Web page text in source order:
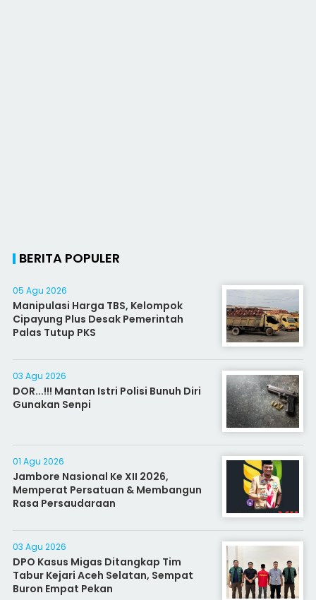
BERITA POPULER
05 Agu 2026
Manipulasi Harga TBS, Kelompok
Cipayung Plus Desak Pemerintah
Palas Tutup PKS
03 Agu 2026
DOR...!!! Mantan Istri Polisi Bunuh Diri
Gunakan Senpi
01 Agu 2026
Jambore Nasional Ke XII 2026,
Memperat Persatuan & Membangun
Rasa Persaudaraan
03 Agu 2026
DPO Kasus Migas Ditangkap Tim
Tabur Kejari Aceh Selatan, Sempat
Buron Empat Pekan